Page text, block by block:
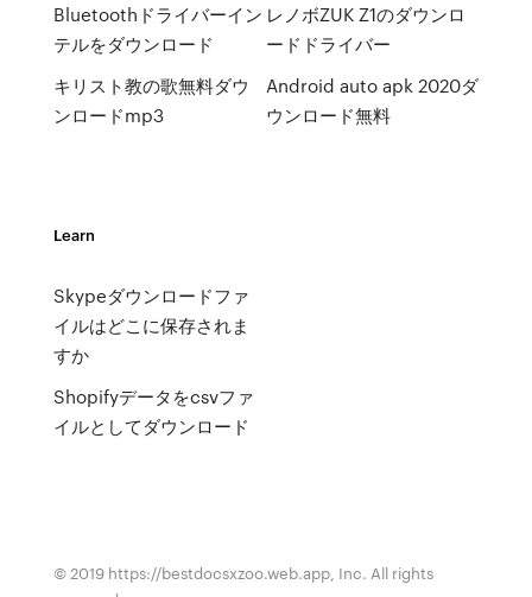
Bluetoothドライバーイン
テルをダウンロード
キリスト教の歌無料ダウ
ンロードmp3
レノボZUK Z1のダウンロ
ードドライバー
Android auto apk 2020ダ
ウンロード無料
Learn
Skypeダウンロードファ
イルはどこに保存されま
すか
Shopifyデータをcsvファ
イルとしてダウンロード
© 2019 https://bestdocsxzoo.web.app, Inc. All rights